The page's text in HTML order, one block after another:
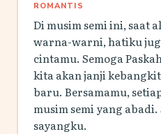
ROMANTIS
Di musim semi ini, saat
warna-warni, hatiku
cintamu. Semoga
kita akan janji
baru. Bersamamu,
musim semi yang abadi.
sayangku.